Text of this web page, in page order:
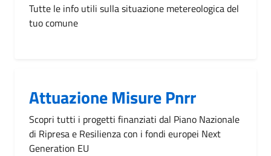
Tutte le info utili sulla situazione metereologica del
tuo comune
Attuazione Misure Pnrr
Scopri tutti i progetti finanziati dal Piano Nazionale
di Ripresa e Resilienza con i fondi europei Next
Generation EU